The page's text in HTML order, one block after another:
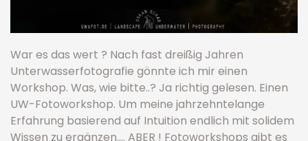
War es das wert ? Nach fast dreißig Jahren
Unterwasserfotografie gönnte ich mir einen
Workshop. Was, wie bitte..? Ja richtig gelesen. Einen
UW-Fotoworkshop. Um meine jahrzehntelange
Erfahrung basierend auf Intuition endlich mit solidem
Wissen zu ergänzen…. ABER ! Fotoworkshops gibt es